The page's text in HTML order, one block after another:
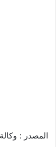
المصدر : وكالة